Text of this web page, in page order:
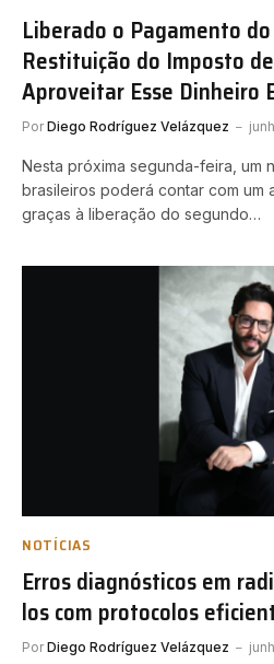
Liberado o Pagamento
Restituição do Imposto
Aproveitar Esse Dinheiro
Por Diego Rodríguez Velázquez
Nesta próxima segunda-feira, um
brasileiros poderá contar com um
graças à liberação do segundo…
NOTÍCIAS
Erros diagnósticos em
los com protocolos
Por Diego Rodríguez Velázquez